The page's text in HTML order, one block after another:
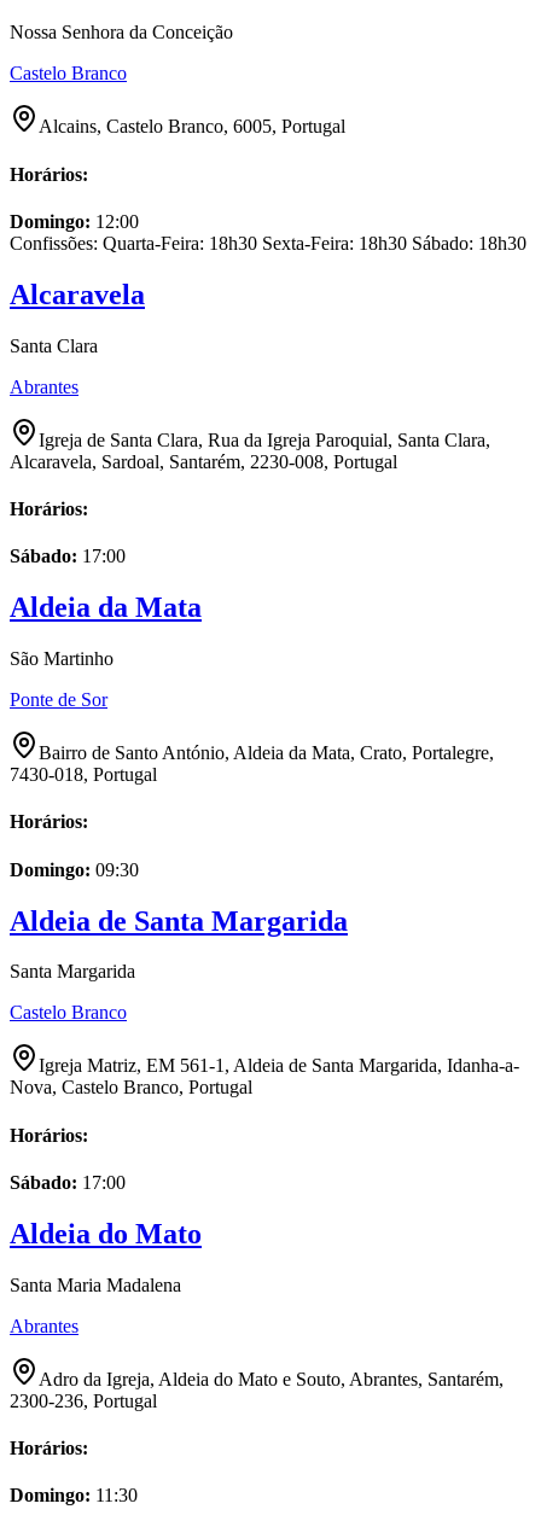
Nossa Senhora da Conceição
Castelo Branco
Alcains, Castelo Branco, 6005, Portugal
Horários:
Domingo: 12:00
Confissões: Quarta-Feira: 18h30 Sexta-Feira: 18h30 Sábado: 18h30
Alcaravela
Santa Clara
Abrantes
Igreja de Santa Clara, Rua da Igreja Paroquial, Santa Clara,
Alcaravela, Sardoal, Santarém, 2230-008, Portugal
Horários:
Sábado: 17:00
Aldeia da Mata
São Martinho
Ponte de Sor
Bairro de Santo António, Aldeia da Mata, Crato, Portalegre,
7430-018, Portugal
Horários:
Domingo: 09:30
Aldeia de Santa Margarida
Santa Margarida
Castelo Branco
Igreja Matriz, EM 561-1, Aldeia de Santa Margarida, Idanha-a-
Nova, Castelo Branco, Portugal
Horários:
Sábado: 17:00
Aldeia do Mato
Santa Maria Madalena
Abrantes
Adro da Igreja, Aldeia do Mato e Souto, Abrantes, Santarém,
2300-236, Portugal
Horários:
Domingo: 11:30